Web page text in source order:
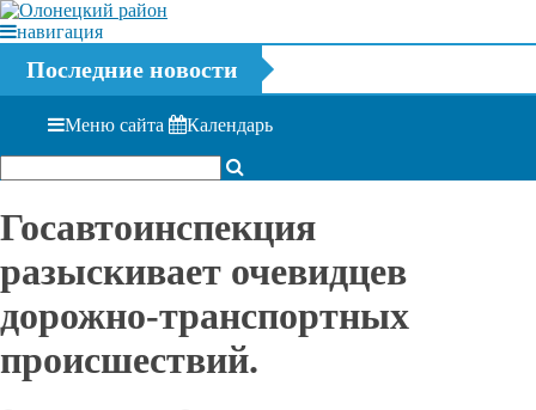
навигация
Последние новости
Меню сайта Календарь
Госавтоинспекция
разыскивает очевидцев
дорожно-транспортных
происшествий.